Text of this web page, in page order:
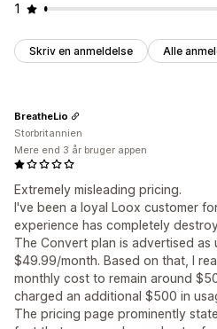
1
Skriv en anmeldelse Alle
Extremely misleading pricing.
I've been a loyal Loox customer
experience has completely
The Convert plan is advertised as
$49.99/month. Based on that, I
monthly cost to remain around
charged an additional $500 in
The pricing page prominently
BreatheLio
Storbritannien
Mere end 3 år bruger appen